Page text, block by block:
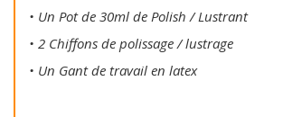
• Un Pot de 30ml de Polish / Lustrant
• 2 Chiffons de polissage / lustrage
• Un Gant de travail en latex